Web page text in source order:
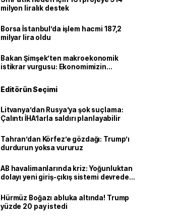
milyon liralık destek
Borsa İstanbul’da işlem hacmi 187,2
milyar lira oldu
Bakan Şimşek’ten makroekonomik
istikrar vurgusu: Ekonomimizin
Editörün Seçimi
Litvanya’dan Rusya’ya şok suçlama:
Çalıntı İHA’larla saldırı planlayabilir
Tahran’dan Körfez’e gözdağı: Trump’ı
durdurun yoksa vururuz
AB havalimanlarında kriz: Yoğunluktan
dolayı yeni giriş-çıkış sistemi devreden
Hürmüz Boğazı abluka altında! Trump
yüzde 20 pay istedi